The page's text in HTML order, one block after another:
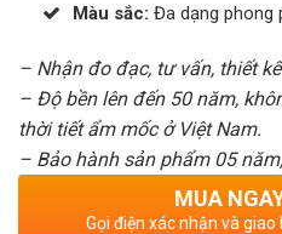
Màu sắc: Đa dạng phong
– Nhận đo đạc, tư vấn, thiết
– Độ bền lên đến 50 năm,
thời tiết ẩm mốc ở Việt Nam.
– Bảo hành sản phẩm 05
MUA
Gọi điện xác nhận và